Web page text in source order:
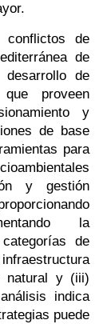
conflictos de
de
desarrollo de
proveen
y
de base
para
y gestión
la
de
natural y (iii)
indica
puede